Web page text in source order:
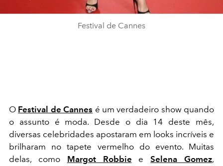
Festival de Cannes
O Festival de Cannes é um verdadeiro show quando
o assunto é moda. Desde o dia 14 deste mês,
diversas celebridades apostaram em looks incríveis e
brilharam no tapete vermelho do evento. Muitas
delas, como Margot Robbie eSelena Gomez,